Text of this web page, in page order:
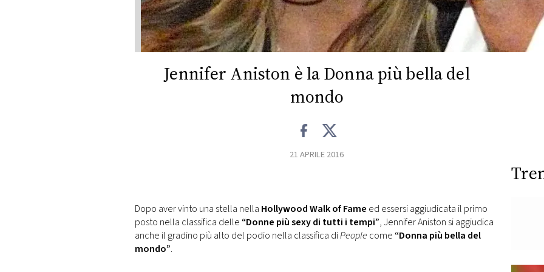
MONACO
RMC
CONSIGLIAJennifer Aniston è la Donna più bella del
mondo
21 APRILE 2016
Dopo aver vinto una stella nella Hollywood Walk of Fame ed essersi aggiudicata il primo
posto nella classifica delle “Donne più sexy di tutti i tempi”, Jennifer Aniston si aggiudica
anche il gradino più alto del podio nella classifica diPeople come “Donna più bella del
mondo”.